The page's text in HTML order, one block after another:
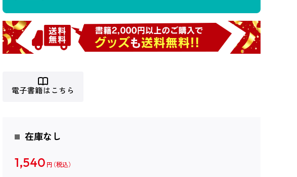
電子書籍はこちら
在庫なし
1,540 円